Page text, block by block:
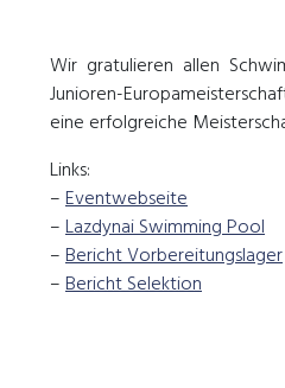
Wir gratulieren allen
Junioren-
eine erfolgreiche
Links:
–Eventwebseite
–Lazdynai Swimming Pool
–Bericht Vorbereitungslager
–Bericht Selektion